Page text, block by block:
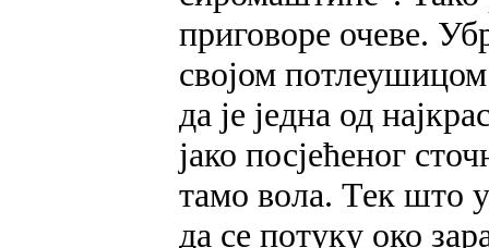
приговоре очеве.
својом
да је једна од
јако посјећеног
тамо вола. Тек што
да се потуку око